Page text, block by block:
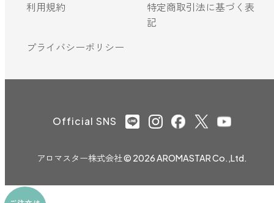
利用規約
特定商取引法に基づく表
記
プライバシーポリシー
Official SNS
アロマスター株式会社© 2026 AROMASTAR Co.,Ltd.